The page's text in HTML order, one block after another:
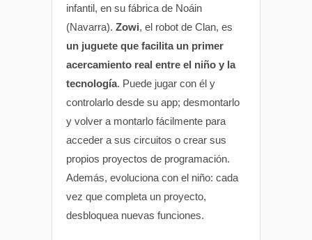
infantil, en su fábrica de Noáin
(Navarra). Zowi, el robot de Clan, es
un juguete que facilita un primer
acercamiento real entre el niño y la
tecnología. Puede jugar con él y
controlarlo desde su app; desmontarlo
y volver a montarlo fácilmente para
acceder a sus circuitos o crear sus
propios proyectos de programación.
Además, evoluciona con el niño: cada
vez que completa un proyecto,
desbloquea nuevas funciones.